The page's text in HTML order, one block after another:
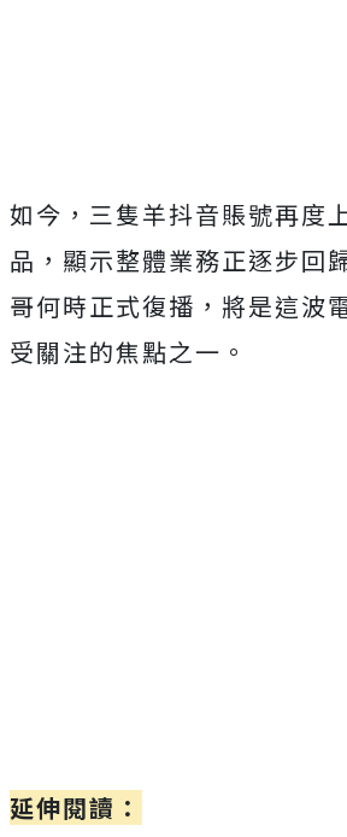
如今，三隻羊抖音賬號再度
品，顯示整體業務正逐步回
哥何時正式復播，將是這波
受關注的焦點之一。
延伸閱讀：